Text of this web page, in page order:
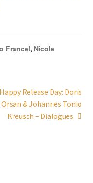
Francel, Nicole
Nächster
Beitrag:
Happy Release Day: Doris
Orsan & Johannes Tonio
Kreusch – Dialogues